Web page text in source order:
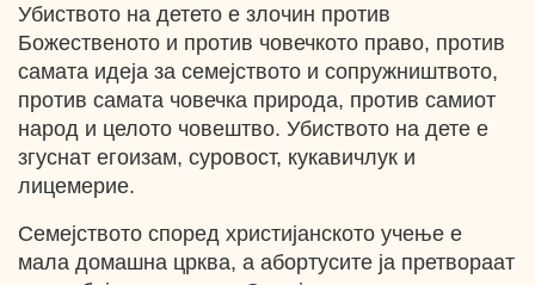
Убиството на детето е злочин против
Божественото и против човечкото право, против
самата идеја за семејството и сопружништвото,
против самата човечка природа, против самиот
народ и целото човештво. Убиството на дете е
згуснат егоизам, суровост, кукавичлук и
лицемерие.
Семејството според христијанското учење е
мала домашна црква, а абортусите ја претвораат